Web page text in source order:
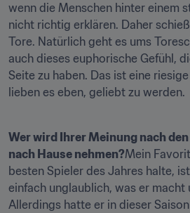
wenn die Menschen hinter einem
nicht richtig erklären. Daher
Tore. Natürlich geht es ums
auch dieses euphorische Gefühl,
Seite zu haben. Das ist eine
lieben es eben, geliebt zu werden.
Wer wird Ihrer Meinung nach
nach Hause nehmen?Mein
besten Spieler des Jahres halte,
einfach unglaublich, was er macht
Allerdings hatte er in dieser